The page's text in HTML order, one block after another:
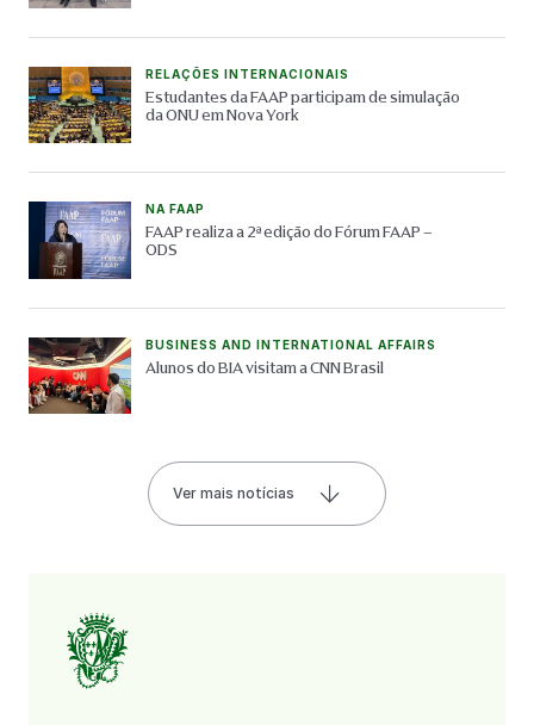
RELAÇÕES INTERNACIONAIS
Estudantes da FAAP participam de simulação
da ONU em Nova York
NA FAAP
FAAP realiza a 2ª edição do Fórum FAAP –
ODS
BUSINESS AND INTERNATIONAL AFFAIRS
Alunos do BIA visitam a CNN Brasil
Ver mais notícias